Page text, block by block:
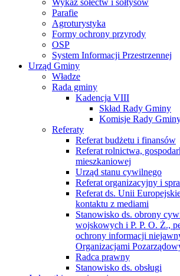
Wykaz sołectw i sołtysów
Parafie
Agroturystyka
Formy ochrony przyrody
OSP
System Informacji Przestrzennej
Urząd Gminy
Władze
Rada gminy
Kadencja VIII
Skład Rady Gminy
Komisje Rady
Referaty
Referat budżetu i finansów
Referat rolnictwa,
mieszkaniowej
Urząd stanu cywilnego
Referat organizacyjny i
Referat ds. Unii
kontaktu z mediami
Stanowisko ds. obrony
wojskowych i P. P. O. Ż.,
ochrony informacji
Organizacjami
Radca prawny
Stanowisko ds. obsługi